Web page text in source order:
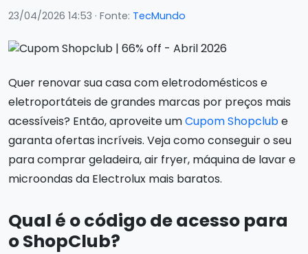
23/04/2026 14:53 · Fonte: TecMundo
Quer renovar sua casa com eletrodomésticos e
eletroportáteis de grandes marcas por preços mais
acessíveis? Então, aproveite umCupom Shopclube
garanta ofertas incríveis. Veja como conseguir o seu
para comprar geladeira, air fryer, máquina de lavar e
microondas da Electrolux mais baratos.
Qual é o código de acesso para
o ShopClub?